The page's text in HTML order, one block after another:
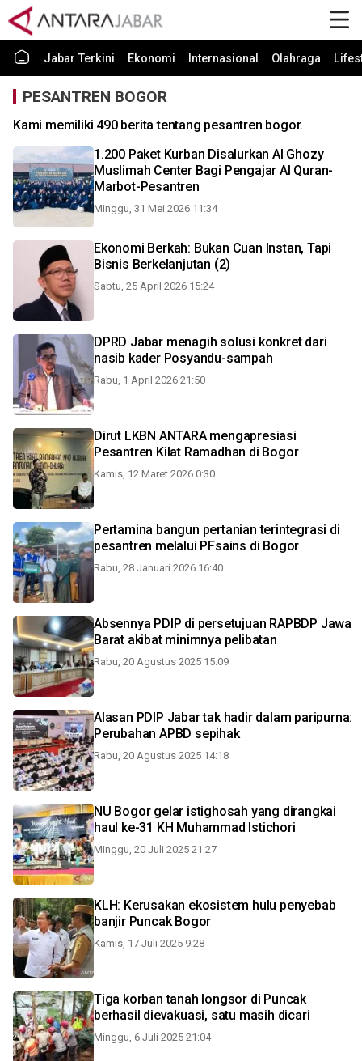
Jabar Terkini Ekonomi Internasional Olahraga
PESANTREN BOGOR
Kami memiliki 490 berita tentang pesantren bogor.
1.200 Paket Kurban Disalurkan Al Ghozy
Muslimah Center Bagi Pengajar Al Quran-
Marbot-Pesantren
Minggu, 31 Mei 2026 11:34
Ekonomi Berkah: Bukan Cuan Instan, Tapi
Bisnis Berkelanjutan (2)
Sabtu, 25 April 2026 15:24
DPRD Jabar menagih solusi konkret dari
nasib kader Posyandu-sampah
Rabu, 1 April 2026 21:50
Dirut LKBN ANTARA mengapresiasi
Pesantren Kilat Ramadhan di Bogor
Kamis, 12 Maret 2026 0:30
Pertamina bangun pertanian terintegrasi di
pesantren melalui PFsains di Bogor
Rabu, 28 Januari 2026 16:40
Absennya PDIP di persetujuan RAPBDP Jawa
Barat akibat minimnya pelibatan
Rabu, 20 Agustus 2025 15:09
Alasan PDIP Jabar tak hadir dalam paripurna:
Perubahan APBD sepihak
Rabu, 20 Agustus 2025 14:18
NU Bogor gelar istighosah yang dirangkai
haul ke-31 KH Muhammad Istichori
Minggu, 20 Juli 2025 21:27
KLH: Kerusakan ekosistem hulu penyebab
banjir Puncak Bogor
Kamis, 17 Juli 2025 9:28
Tiga korban tanah longsor di Puncak
berhasil dievakuasi, satu masih dicari
Minggu, 6 Juli 2025 21:04